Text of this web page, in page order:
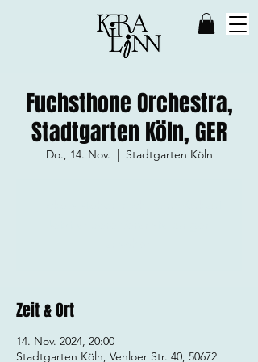
Fuchsthone Orchestra,
Stadtgarten Köln, GER
Do., 14. Nov.
  |
Stadtgarten Köln
Zeit & Ort
14. Nov. 2024, 20:00
Stadtgarten Köln, Venloer Str. 40, 50672